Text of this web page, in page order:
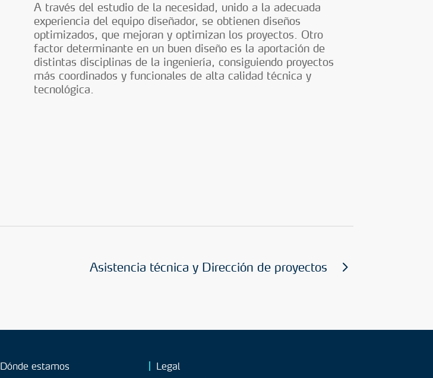
A través del estudio de la necesidad, unido a la adecuada
experiencia del equipo diseñador, se obtienen diseños
optimizados, que mejoran y optimizan los proyectos. Otro
factor determinante en un buen diseño es la aportación de
distintas disciplinas de la ingeniería, consiguiendo proyectos
más coordinados y funcionales de alta calidad técnica y
tecnológica.
Asistencia técnica y Dirección de proyectos
Dónde estamos Legal